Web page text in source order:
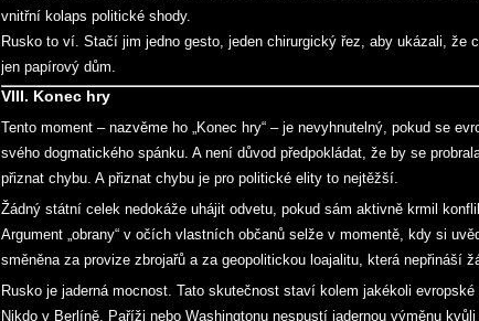
vnitřní kolaps politické shody.
Rusko to ví. Stačí jim jedno gesto, jeden chirurgický řez, aby ukázali, že
jen papírový dům.
VIII. Konec hry
Tento moment – nazvěme ho „Konec hry“ – je nevyhnutelný, pokud se
svého dogmatického spánku. A není důvod předpokládat, že by se
přiznat chybu. A přiznat chybu je pro politické elity to nejtěžší.
Žádný státní celek nedokáže uhájit odvetu, pokud sám aktivně krmil
Argument „obrany“ v očích vlastních občanů selže v momentě, kdy si
směněna za provize zbrojařů a za geopolitickou loajalitu, která nepřináší
Rusko je jaderná mocnost. Tato skutečnost staví kolem jakékoli evropské
Nikdo v Berlíně, Paříži nebo Washingtonu nespustí jadernou výměnu